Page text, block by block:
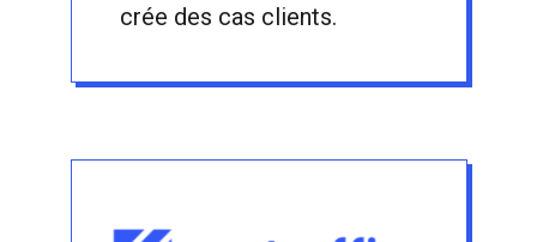
crée des cas clients.